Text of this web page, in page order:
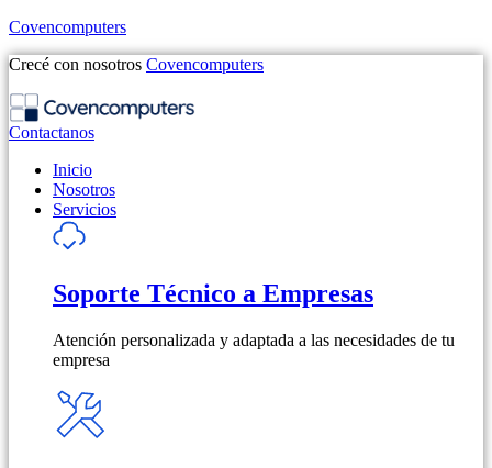
Covencomputers
Crecé con nosotros Covencomputers
Contactanos
Inicio
Nosotros
Servicios
Soporte Técnico a Empresas
Atención personalizada y adaptada a las necesidades de tu
empresa